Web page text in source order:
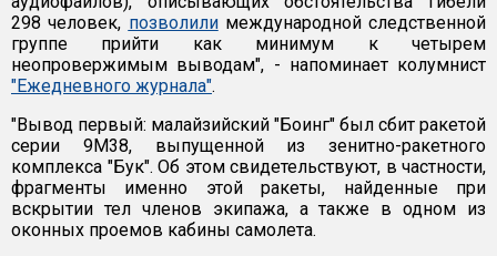
298 человек, позволилимеждународной следственной
группе прийти как минимум к четырем
неопровержимым выводам", - напоминает колумнист
"Ежедневного журнала".
"Вывод первый: малайзийский "Боинг" был сбит ракетой
серии 9М38, выпущенной из зенитно-ракетного
комплекса "Бук". Об этом свидетельствуют, в частности,
фрагменты именно этой ракеты, найденные при
вскрытии тел членов экипажа, а также в одном из
оконных проемов кабины самолета.